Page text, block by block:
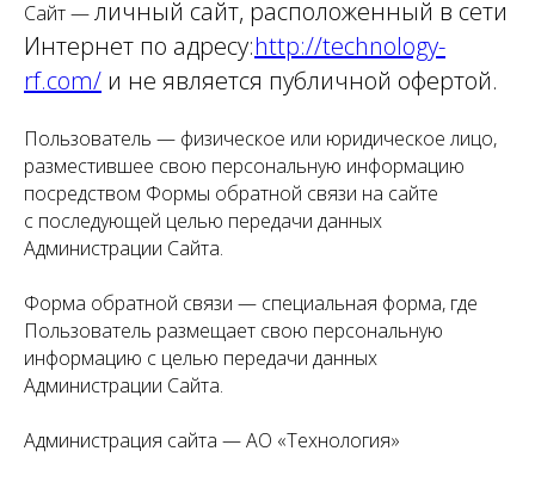
Сайт —личный сайт, расположенный в сети
Интернет по адресу:http://technology-
rf.com/ и не является публичной офертой.
Пользователь — физическое или юридическое лицо,
разместившее свою персональную информацию
посредством Формы обратной связи на сайте
с последующей целью передачи данных
Администрации Сайта.
Форма обратной связи — специальная форма, где
Пользователь размещает свою персональную
информацию с целью передачи данных
Администрации Сайта.
Администрация сайта — АО «Технология»